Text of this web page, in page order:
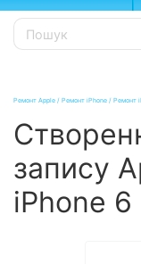
Ремонт Apple / Ремонт iPhone / Ремонт
запису
iPhone 6